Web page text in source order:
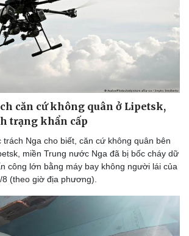
Công nghệ
Sành điệu
Trải nghiệm
Chuyển đổi số
căn cứ không quân ở Lipetsk,
trạng khẩn cấp
trách Nga cho biết, căn cứ không quân bên
miền Trung nước Nga đã bị bốc cháy dữ
công lớn bằng máy bay không người lái của
(theo giờ địa phương).